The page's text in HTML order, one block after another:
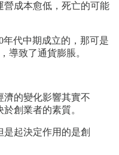
營成本愈低，死亡的可能
年代中期成立的，那可是
導致了通貨膨脹。
濟的變化影響其實不
創業者的素質。
起決定作用的是創